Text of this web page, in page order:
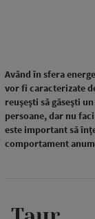
Având în sfera
vor fi caracterizate
reușești să găsești
persoane, dar nu
este important să
comportament